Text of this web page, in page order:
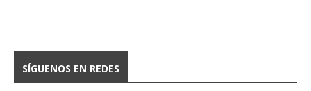
SÍGUENOS EN REDES